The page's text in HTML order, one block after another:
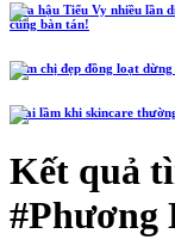
Hoa hậu Tiểu Vy nhiều lần
cũng bàn tán!
Năm chị đẹp đồng loạt
4 sai lầm khi skincare
Kết quả
#Phương